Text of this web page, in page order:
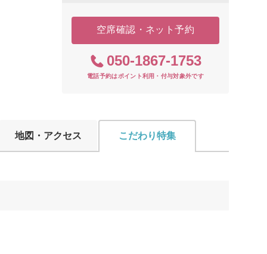
空席確認・ネット予約
050-1867-1753
電話予約はポイント利用・付与対象外です
地図・アクセス こだわり特集